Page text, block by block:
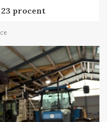
procent